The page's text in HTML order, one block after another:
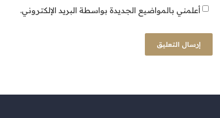
أعلمني بالمواضيع الجديدة بواسطة البريد الإلكتروني.